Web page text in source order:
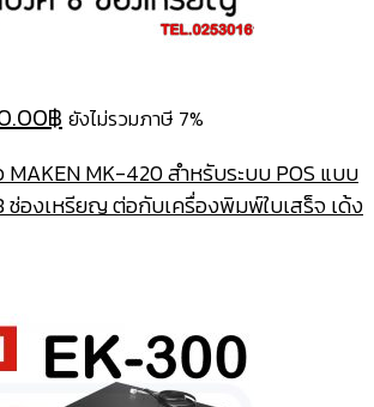
฿.
฿Current
is:
1,450.00฿.
ยังไม่รวมภาษี 7%
MAKEN MK-420 สำหรับระบบ POS แบบ
ช่องเหรียญ ต่อกับเครื่องพิมพ์ใบเสร็จ เด้ง